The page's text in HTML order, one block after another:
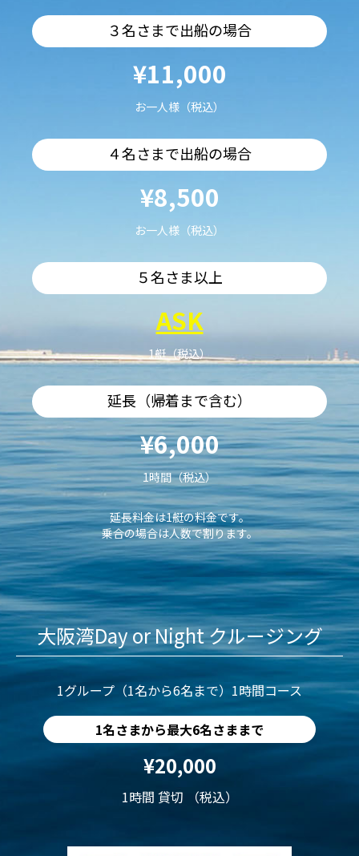
３名さまで出船の場合
¥11,000
お一人様（税込）
４名さまで出船の場合
¥8,500
お一人様（税込）
５名さま以上
ASK
1艇（税込）
延長（帰着まで含む）
¥6,000
1時間（税込）
延長料金は1艇の料金です。
乗合の場合は人数で割ります。
大阪湾Day or Night クルージング
1グループ（1名から6名まで）1時間コース
1名さまから最大6名さままで
¥20,000
1時間 貸切 （税込）